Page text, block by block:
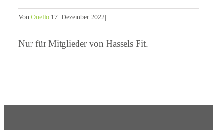
Von Onelio 17. Dezember 2022
Nur für Mitglieder von Hassels Fit.